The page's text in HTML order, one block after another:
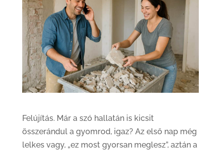
Felújítás. Már a szó hallatán is kicsit
összerándul a gyomrod, igaz? Az első nap még
lelkes vagy, „ez most gyorsan meglesz”, aztán a